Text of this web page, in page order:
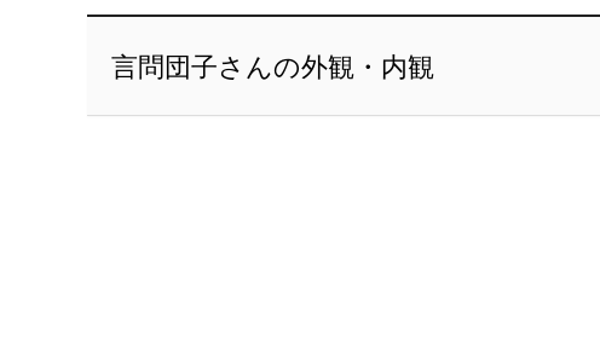
言問団子さんの外観・内観